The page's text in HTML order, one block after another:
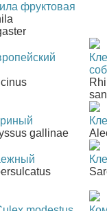
фруктовая
gallinae